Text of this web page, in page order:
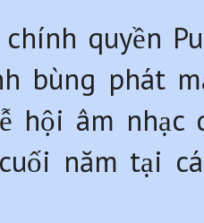
quyền
bùng phát
hội âm nhạc
năm tại